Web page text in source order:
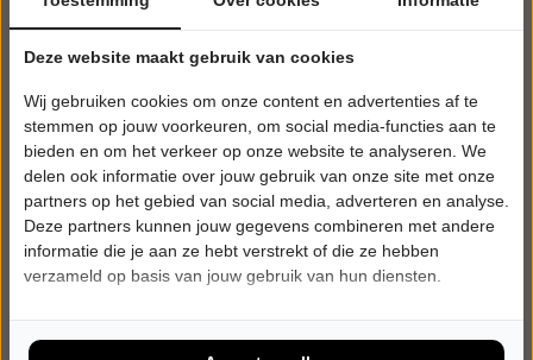
Marlon Kicken
Deze website maakt gebruik van cookies
Wij gebruiken cookies om onze content en advertenties af te
stemmen op jouw voorkeuren, om social media-functies aan te
bieden en om het verkeer op onze website te analyseren. We
delen ook informatie over jouw gebruik van onze site met onze
partners op het gebied van social media, adverteren en analyse.
Deze partners kunnen jouw gegevens combineren met andere
informatie die je aan ze hebt verstrekt of die ze hebben
verzameld op basis van jouw gebruik van hun diensten.